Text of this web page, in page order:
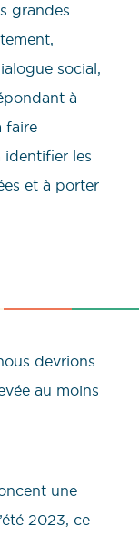
grandes
social,
à
faire
identifier les
et à porter
devrions
au moins
une
2023, ce